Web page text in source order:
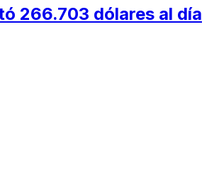
266.703 dólares al día